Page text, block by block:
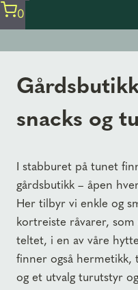
0
snacks og
I stabburet på tunet
gårdsbutikk – åpen
Her tilbyr vi enkle og
kortreiste råvarer,
teltet, i en av våre
finner også hermetikk,
og et utvalg turutstyr